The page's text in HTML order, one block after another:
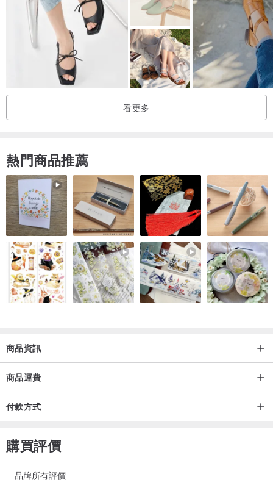
看更多
熱門商品推薦
商品資訊
商品運費
付款方式
購買評價
品牌所有評價